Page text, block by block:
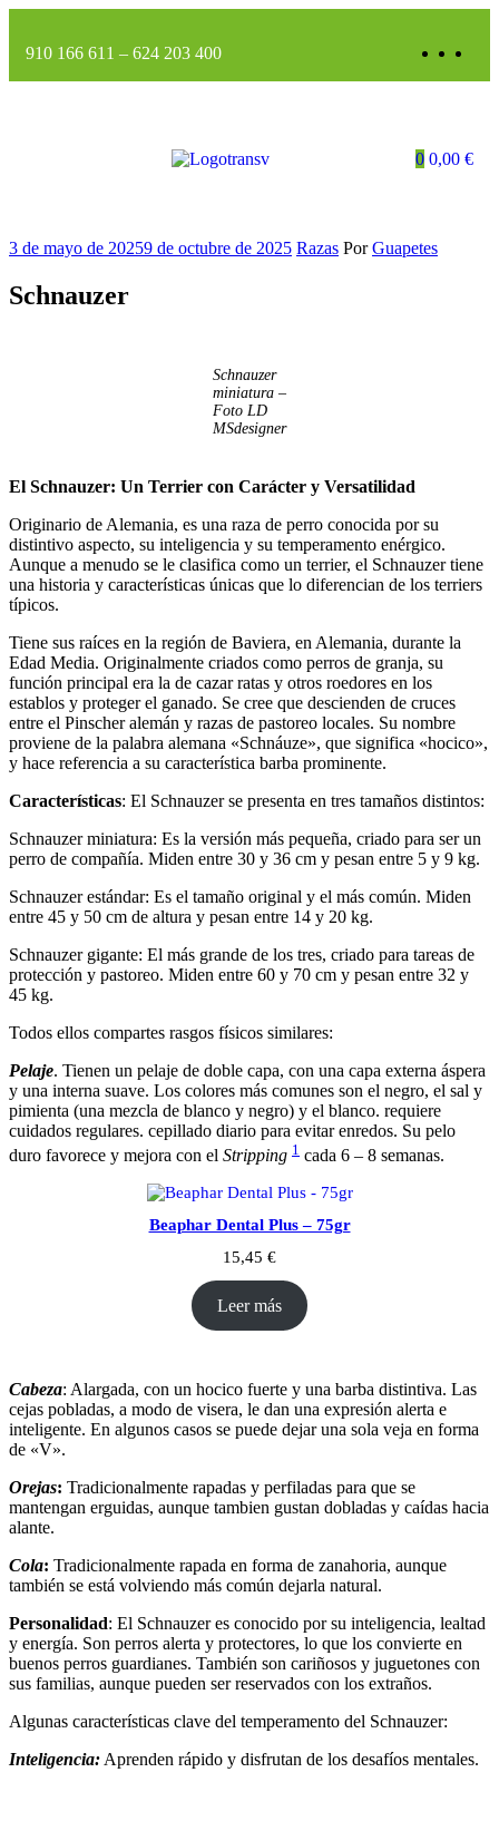
910 166 611 – 624 203 400
0 0,00 €
3 de mayo de 20259 de octubre de 2025 Razas PorGuapetes
Schnauzer
Schnauzer
miniatura –
Foto LD
MSdesigner
El Schnauzer: Un Terrier con Carácter y Versatilidad
Originario de Alemania, es una raza de perro conocida por su
distintivo aspecto, su inteligencia y su temperamento enérgico.
Aunque a menudo se le clasifica como un terrier, el Schnauzer tiene
una historia y características únicas que lo diferencian de los terriers
típicos.
Tiene sus raíces en la región de Baviera, en Alemania, durante la
Edad Media. Originalmente criados como perros de granja, su
función principal era la de cazar ratas y otros roedores en los
establos y proteger el ganado. Se cree que descienden de cruces
entre el Pinscher alemán y razas de pastoreo locales. Su nombre
proviene de la palabra alemana «Schnáuze», que significa «hocico»,
y hace referencia a su característica barba prominente.
Características: El Schnauzer se presenta en tres tamaños distintos:
Schnauzer miniatura: Es la versión más pequeña, criado para ser un
perro de compañía. Miden entre 30 y 36 cm y pesan entre 5 y 9 kg.
Schnauzer estándar: Es el tamaño original y el más común. Miden
entre 45 y 50 cm de altura y pesan entre 14 y 20 kg.
Schnauzer gigante: El más grande de los tres, criado para tareas de
protección y pastoreo. Miden entre 60 y 70 cm y pesan entre 32 y
45 kg.
Todos ellos compartes rasgos físicos similares:
Pelaje. Tienen un pelaje de doble capa, con una capa externa áspera
y una interna suave. Los colores más comunes son el negro, el sal y
pimienta (una mezcla de blanco y negro) y el blanco. requiere
cuidados regulares. cepillado diario para evitar enredos. Su pelo
duro favorece y mejora con el Stripping 1 cada 6 – 8 semanas.
Beaphar Dental Plus – 75gr
15,45 €
Leer más
Cabeza: Alargada, con un hocico fuerte y una barba distintiva. Las
cejas pobladas, a modo de visera, le dan una expresión alerta e
inteligente. En algunos casos se puede dejar una sola veja en forma
de «V».
Orejas: Tradicionalmente rapadas y perfiladas para que se
mantengan erguidas, aunque tambien gustan dobladas y caídas hacia
alante.
Cola: Tradicionalmente rapada en forma de zanahoria, aunque
también se está volviendo más común dejarla natural.
Personalidad: El Schnauzer es conocido por su inteligencia, lealtad
y energía. Son perros alerta y protectores, lo que los convierte en
buenos perros guardianes. También son cariñosos y juguetones con
sus familias, aunque pueden ser reservados con los extraños.
Algunas características clave del temperamento del Schnauzer:
Inteligencia: Aprenden rápido y disfrutan de los desafíos mentales.